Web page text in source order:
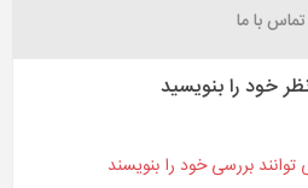
تماس با ما
خود را بنویسید
توانند بررسی خود را بنویسند